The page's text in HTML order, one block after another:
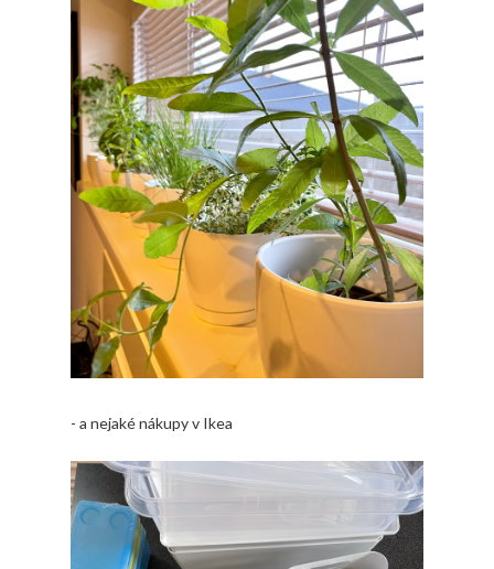
- a nejaké nákupy v Ikea